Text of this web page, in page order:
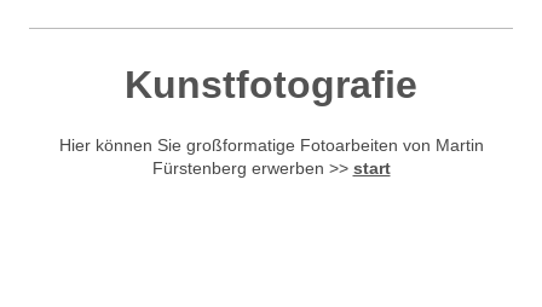
Kunstfotografie
Hier können Sie großformatige Fotoarbeiten von Martin
Fürstenberg erwerben >> start